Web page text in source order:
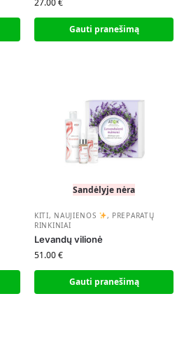
27.00€
Gauti pranešimą
Sandėlyje nėra
KITI, NAUJIENOS , PREPARATŲ
RINKINIAI
Levandų vilionė
51.00€
Gauti pranešimą